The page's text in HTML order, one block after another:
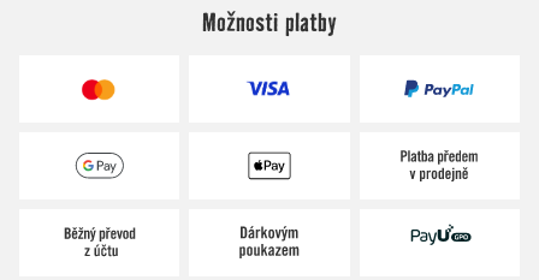
Možnosti platby